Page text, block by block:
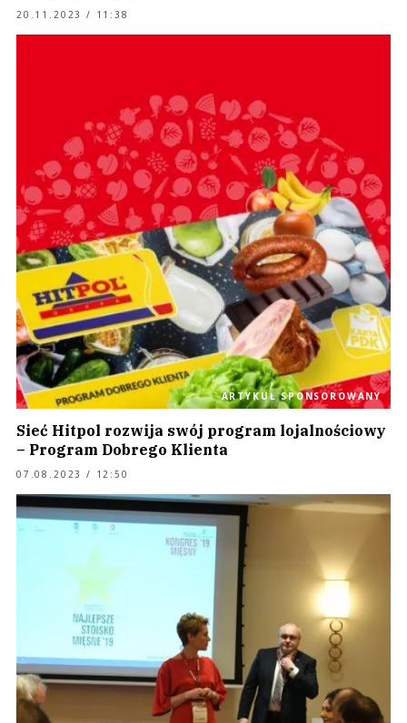
20.11.2023 / 11:38
ARTYKUŁ SPONSOROWANY
Sieć Hitpol rozwija swój program lojalnościowy
– Program Dobrego Klienta
07.08.2023 / 12:50